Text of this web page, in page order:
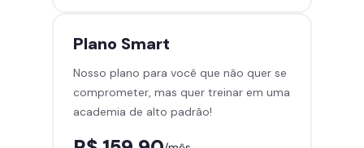
Cadeira de massagem
Área de musculação e aeróbicos
Smart Fit App
Plano Smart
Nosso plano para você que não quer se
comprometer, mas quer treinar em uma
academia de alto padrão!